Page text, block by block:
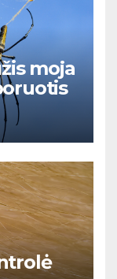
moja